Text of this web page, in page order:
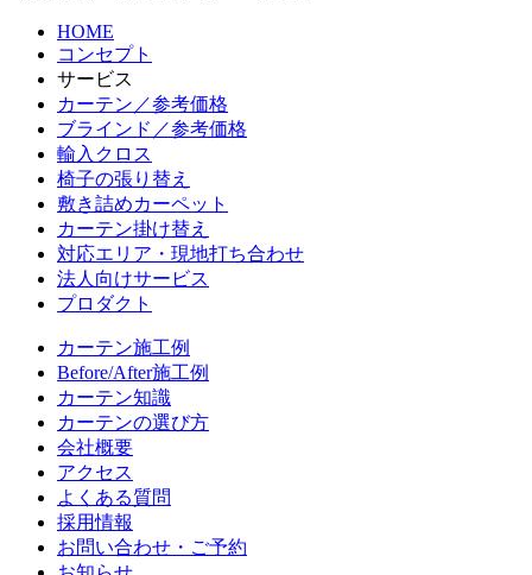
HOME
コンセプト
サービス
カーテン／参考価格
ブラインド／参考価格
輸入クロス
椅子の張り替え
敷き詰めカーペット
カーテン掛け替え
対応エリア・現地打ち合わせ
法人向けサービス
プロダクト
カーテン施工例
Before/After施工例
カーテン知識
カーテンの選び方
会社概要
アクセス
よくある質問
採用情報
お問い合わせ・ご予約